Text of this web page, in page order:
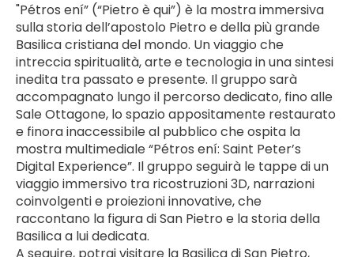
"Pétros ení” (“Pietro è qui”) è la mostra immersiva
sulla storia dell’apostolo Pietro e della più grande
Basilica cristiana del mondo. Un viaggio che
intreccia spiritualità, arte e tecnologia in una sintesi
inedita tra passato e presente. Il gruppo sarà
accompagnato lungo il percorso dedicato, fino alle
Sale Ottagone, lo spazio appositamente restaurato
e finora inaccessibile al pubblico che ospita la
mostra multimediale “Pétros ení: Saint Peter’s
Digital Experience”. Il gruppo seguirà le tappe di un
viaggio immersivo tra ricostruzioni 3D, narrazioni
coinvolgenti e proiezioni innovative, che
raccontano la figura di San Pietro e la storia della
Basilica a lui dedicata.